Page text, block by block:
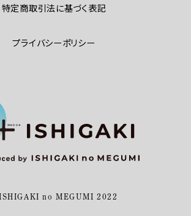
特定商取引法に基づく表記
プライバシーポリシー
no MEGUMI 2022